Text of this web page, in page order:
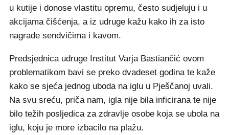
u kutije i donose vlastitu opremu, često sudjeluju i u
akcijama čišćenja, a iz udruge kažu kako ih za isto
nagrade sendvičima i kavom.
Predsjednica udruge Institut Varja Bastiančić ovom
problematikom bavi se preko dvadeset godina te kaže
kako se sjeća jednog uboda na iglu u Pješčanoj uvali.
Na svu sreću, priča nam, igla nije bila inficirana te nije
bilo težih posljedica za zdravlje osobe koja se ubola na
iglu, koju je more izbacilo na plažu.